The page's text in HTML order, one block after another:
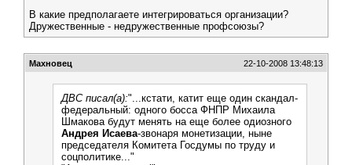
В какие предполагаете интегрироваться организации?
Дружественные - недружественные профсоюзы?
Махновец 22-10-2008 13:48:13
ДВС писал(а):"...кстати, катит еще один скандал-
федеральный: одного босса ФНПР Михаила
Шмакова будут менять на еще более одиозного
Андрея Исаева-звонаря монетизации, ныне
председателя Комитета Госдумы по труду и
соцполитике..."